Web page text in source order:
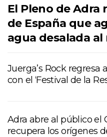
El Pleno de Adra
de España que
agua desalada
Juerga’s Rock regresa
con el ‘Festival de la
Adra abre al público el
recupera los orígenes